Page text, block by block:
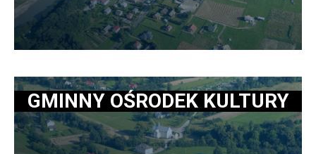
GMINNY OŚRODEK KULTURY